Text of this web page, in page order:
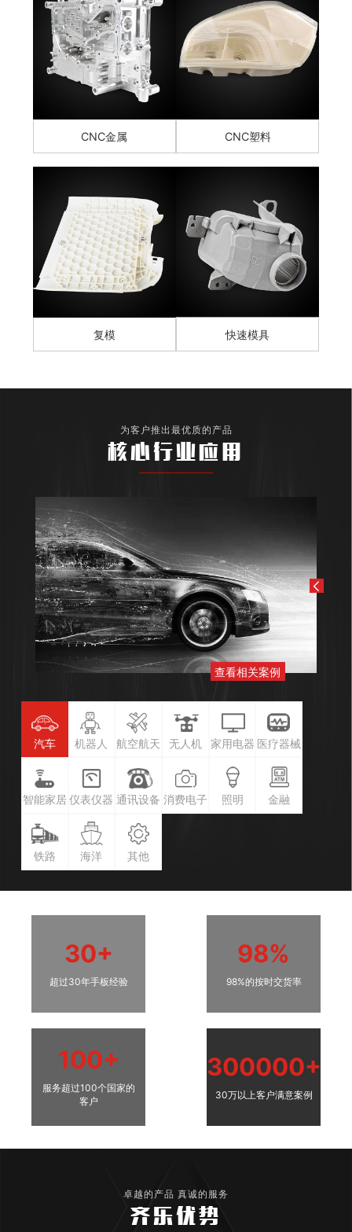
CNC金属 CNC塑料
复模 快速模具
为客户推出最优质的产品
核心行业应用
查看相关案例
汽车 机器人 航空航天 无人机 家用电器 医疗器械
智能家居 仪表仪器 通讯设备 消费电子 照明 金融
铁路 海洋 其他
30+
超过30年手板经验
98%
98%的按时交货率
100+
服务超过100个国家的
客户
300000+
30万以上客户满意案例
卓越的产品 真诚的服务
齐乐优势